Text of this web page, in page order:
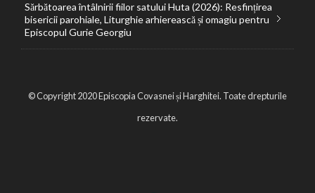
Sărbătoarea întâlnirii fiilor satului Huta (2026): Resfințirea
bisericii parohiale, Liturghie arhierească și omagiu pentru
Episcopul Gurie Georgiu
© Copyright 2020 Episcopia Covasnei și Harghitei. Toate drepturile
rezervate.